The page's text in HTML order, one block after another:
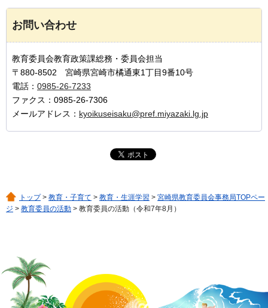
お問い合わせ
教育委員会教育政策課総務・委員会担当
〒880-8502 宮崎県宮崎市橘通東1丁目9番10号
電話： 0985-26-7233
ファクス：0985-26-7306
メールアドレス： kyoikuseisaku@pref.miyazaki.lg.jp
トップ> 教育・子育て > 教育・生涯学習 > 宮崎県教育委員会事務局TOPペー
ジ > 教育委員の活動 > 教育委員の活動（令和7年8月）